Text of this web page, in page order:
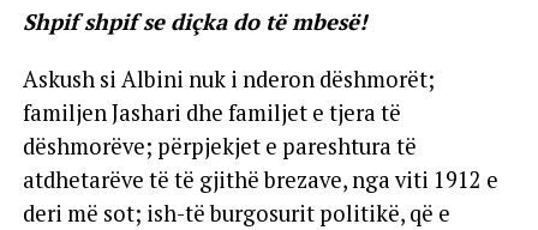
Shpif shpif se diçka do të mbesë!
Askush si Albini nuk i nderon dëshmorët;
familjen Jashari dhe familjet e tjera të
dëshmorëve; përpjekjet e pareshtura të
atdhetarëve të të gjithë brezave, nga viti 1912 e
deri më sot; ish-të burgosurit politikë, që e